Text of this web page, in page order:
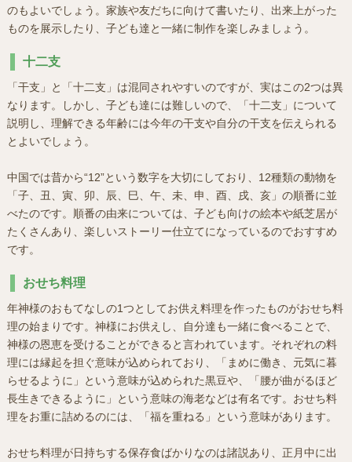
のもよいでしょう。家族や友だちに向けて書いたり、出来上がった
ものを展示したり、子ども達と一緒に制作を楽しみましょう。
十二支
「干支」と「十二支」は混同されやすいのですが、実はこの2つは異
なります。しかし、子ども達には難しいので、「十二支」について
説明し、理解できる年齢には今年の干支や自分の干支を伝えられる
とよいでしょう。
中国では昔から“12”という数字を大切にしており、12種類の動物を
「子、丑、寅、卯、辰、巳、午、未、申、酉、戌、亥」の順番に並
べたのです。順番の由来については、子ども向けの絵本や紙芝居が
たくさんあり、楽しいストーリー仕立てになっているのでおすすめ
です。
おせち料理
年神様のおもてなしの1つとしてお供え料理を作ったものがおせち料
理の始まりです。神様にお供えし、自分達も一緒に食べることで、
神様の恩恵を受けることができると言われています。それぞれの料
理には縁起を担ぐ意味が込められており、「まめに働き、元気に暮
らせるように」という意味が込められた黒豆や、「腰が曲がるほど
長生きできるように」という意味の海老などは有名です。おせち料
理をお重に詰めるのには、「福を重ねる」という意味があります。
おせち料理が日持ちする保存食ばかりなのは諸説あり、正月中に出